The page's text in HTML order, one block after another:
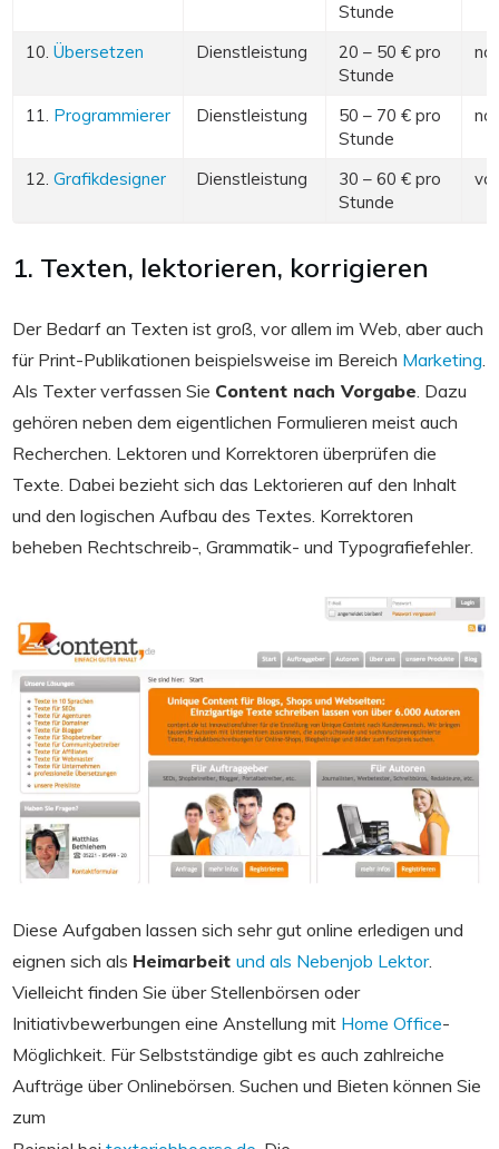
Stunde
10. Übersetzen Dienstleistung
20 – 50 € pro
Stunde
11. Programmierer Dienstleistung
50 – 70 € pro
Stunde
12. Grafikdesigner Dienstleistung
30 – 60 € pro
Stunde
1. Texten, lektorieren, korrigieren
Der Bedarf an Texten ist groß, vor allem im Web, aber auch
für Print-Publikationen beispielsweise im Bereich Marketing.
Als Texter verfassen Sie Content nach Vorgabe. Dazu
gehören neben dem eigentlichen Formulieren meist auch
Recherchen. Lektoren und Korrektoren überprüfen die
Texte. Dabei bezieht sich das Lektorieren auf den Inhalt
und den logischen Aufbau des Textes. Korrektoren
beheben Rechtschreib-, Grammatik- und Typografiefehler.
Diese Aufgaben lassen sich sehr gut online erledigen und
eignen sich als Heimarbeit und als Nebenjob Lektor.
Vielleicht finden Sie über Stellenbörsen oder
Initiativbewerbungen eine Anstellung mit Home Office-
Möglichkeit. Für Selbstständige gibt es auch zahlreiche
Aufträge über Onlinebörsen. Suchen und Bieten können Sie
zum